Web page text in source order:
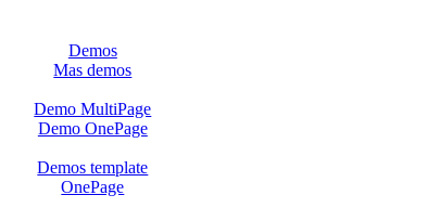
Demos
Mas demos
Demo MultiPage
Demo OnePage
Demos template
OnePage